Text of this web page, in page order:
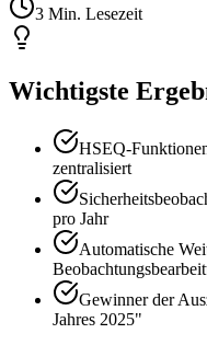
3 Min. Lesezeit
Wichtigste
HSEQ-
zentralisiert
pro Jahr
Automatische
Gewinner der
Jahres 2025"